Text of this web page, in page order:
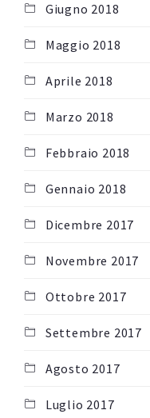
Giugno 2018
Maggio 2018
Aprile 2018
Marzo 2018
Febbraio 2018
Gennaio 2018
Dicembre 2017
Novembre 2017
Ottobre 2017
Settembre 2017
Agosto 2017
Luglio 2017